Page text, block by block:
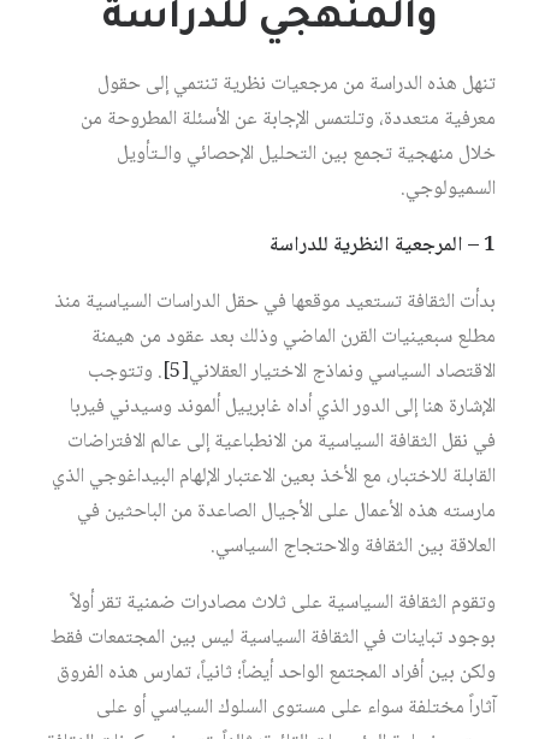
والمنهجي للدراسة
تنهل هذه الدراسة من مرجعيات نظرية تنتمي إلى حقول
معرفية متعددة، وتلتمس الإجابة عن الأسئلة المطروحة من
خلال منهجية تجمع بين التحليل الإحصائي والـتأويل
السميولوجي.
1 – المرجعية النظرية للدراسة
بدأت الثقافة تستعيد موقعها في حقل الدراسات السياسية منذ
مطلع سبعينيات القرن الماضي وذلك بعد عقود من هيمنة
الاقتصاد السياسي ونماذج الاختيار العقلاني‏[5]
. وتتوجب
الإشارة هنا إلى الدور الذي أداه غابرييل ألموند وسيدني فيربا
في نقل الثقافة السياسية من الانطباعية إلى عالم الافتراضات
القابلة للاختبار، مع الأخذ بعين الاعتبار الإلهام البيداغوجي الذي
مارسته هذه الأعمال على الأجيال الصاعدة من الباحثين في
العلاقة بين الثقافة والاحتجاج السياسي.
وتقوم الثقافة السياسية على ثلاث مصادرات ضمنية تقر أولاً
بوجود تباينات في الثقافة السياسية ليس بين المجتمعات فقط
ولكن بين أفراد المجتمع الواحد أيضاً؛ ثانياً، تمارس هذه الفروق
آثاراً مختلفة سواء على مستوى السلوك السياسي أو على